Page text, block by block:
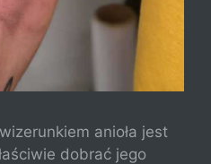
anioła jest
dobrać jego